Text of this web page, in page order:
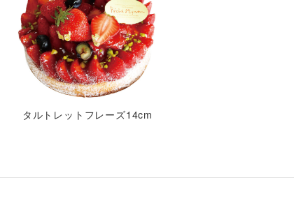
タルトレットフレーズ14cm